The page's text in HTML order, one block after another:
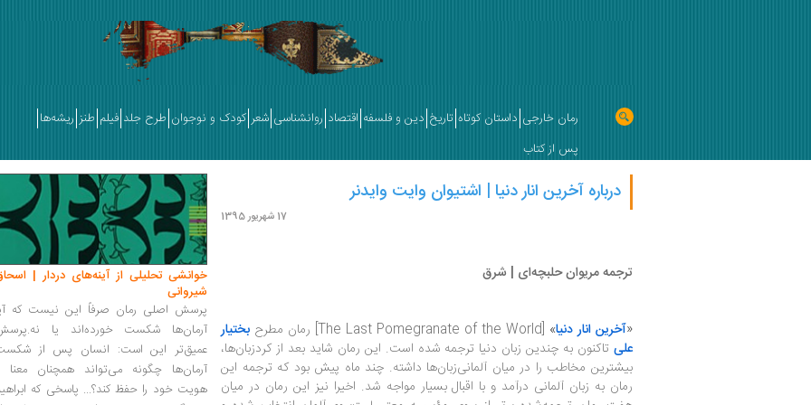
رمان خارجی داستان کوتاه تاریخ دین و فلسفه اقتصاد روانشناسی شعر کودک و نوجوان طرح جلد فیلم طنز ریشه‌ها
پس از کتاب
درباره آخرین انار دنیا | اشتیوان وایت وایدنر
17 شهریور 1395
ترجمه مریوان حلبچه‌ای | شرق
«آخرین انار دنیا» [The Last Pomegranate of the World] رمان مطرح
بختیار
علی تاکنون به چندین زبان دنیا ترجمه شده است. این رمان شاید بعد از کردزبان‌ها،
بیشترین مخاطب را در میان آلمانی‌زبان‌ها داشته. چند ماه پیش بود که ترجمه این
رمان به زبان آلمانی درآمد و با اقبال بسیار مواجه شد. اخیرا نیز این رمان در میان
خوانشی تحلیلی از آینه‌های دردار |
شیروانی
پرسش اصلی رمان صرفاً این نیست که
آرمان‌ها شکست خورده‌اند یا
عمیق‌تر این است: انسان پس از
آرمان‌ها چگونه می‌تواند همچنان معنا
هویت خود را حفظ کند؟... پاسخی که